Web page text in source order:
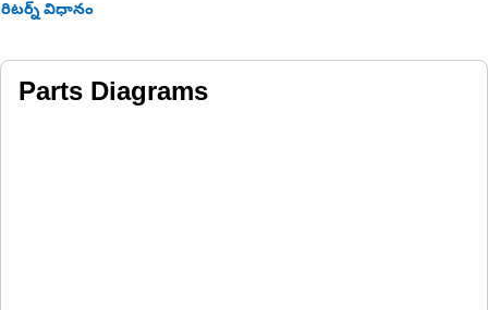
రిటర్న్ విధానం
Parts Diagrams